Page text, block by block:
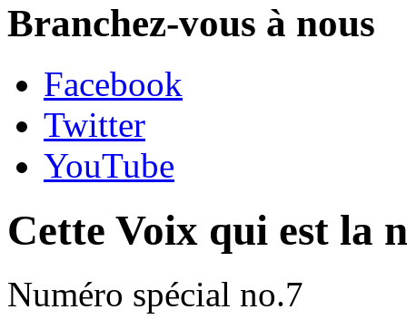
Branchez-vous à nous
Facebook
Twitter
YouTube
Cette Voix qui est la
Numéro spécial no.7